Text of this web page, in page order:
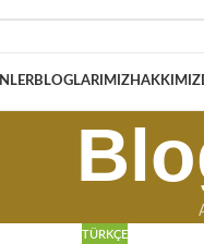
BLOGLARIMIZ
TÜRKÇE